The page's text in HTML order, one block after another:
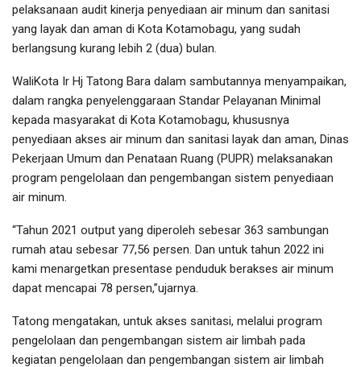
pelaksanaan audit kinerja penyediaan air minum dan sanitasi
yang layak dan aman di Kota Kotamobagu, yang sudah
berlangsung kurang lebih 2 (dua) bulan.
WaliKota Ir Hj Tatong Bara dalam sambutannya menyampaikan,
dalam rangka penyelenggaraan Standar Pelayanan Minimal
kepada masyarakat di Kota Kotamobagu, khususnya
penyediaan akses air minum dan sanitasi layak dan aman, Dinas
Pekerjaan Umum dan Penataan Ruang (PUPR) melaksanakan
program pengelolaan dan pengembangan sistem penyediaan
air minum.
“Tahun 2021 output yang diperoleh sebesar 363 sambungan
rumah atau sebesar 77,56 persen. Dan untuk tahun 2022 ini
kami menargetkan presentase penduduk berakses air minum
dapat mencapai 78 persen,”ujarnya.
Tatong mengatakan, untuk akses sanitasi, melalui program
pengelolaan dan pengembangan sistem air limbah pada
kegiatan pengelolaan dan pengembangan sistem air limbah